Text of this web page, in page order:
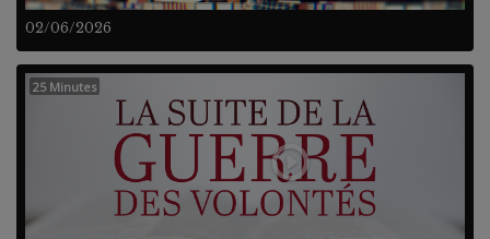
02/06/2026
25 Minutes